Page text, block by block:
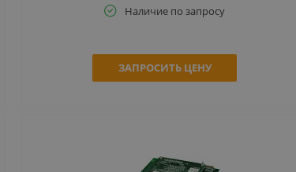
Наличие по запросу
ЗАПРОСИТЬ ЦЕНУ